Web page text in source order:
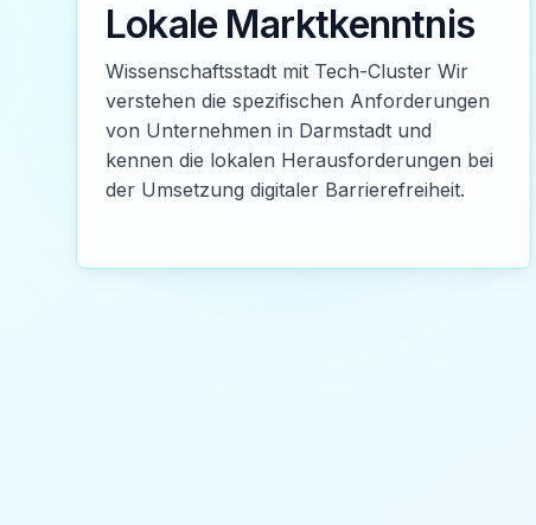
Lokale Marktkenntnis
Wissenschaftsstadt mit Tech-Cluster Wir
verstehen die spezifischen Anforderungen
von Unternehmen in Darmstadt und
kennen die lokalen Herausforderungen bei
der Umsetzung digitaler Barrierefreiheit.